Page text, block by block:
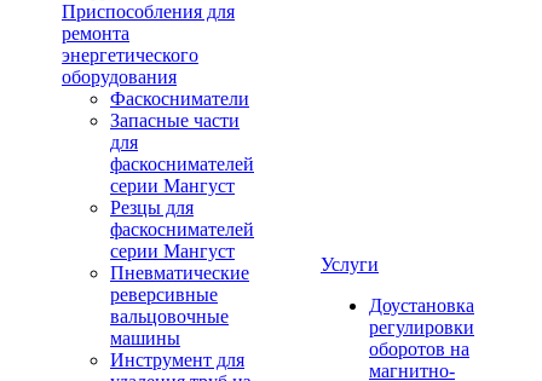
Приспособления для
ремонта
энергетического
оборудования
Фаскосниматели
Запасные части
для
фаскоснимателей
серии Мангуст
Резцы для
фаскоснимателей
серии Мангуст
Пневматические
реверсивные
вальцовочные
машины
Инструмент для
Услуги
Доустановка
регулировки
оборотов на
магнитно-